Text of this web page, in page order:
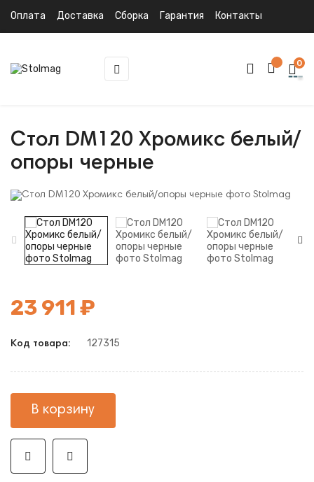
Оплата Доставка Сборка Гарантия Контакты
Toggle
navigation
☰ 0
Стол DM120 Хромикс белый/
опоры черные
23 911 ₽
Код товара: 127315
В корзину